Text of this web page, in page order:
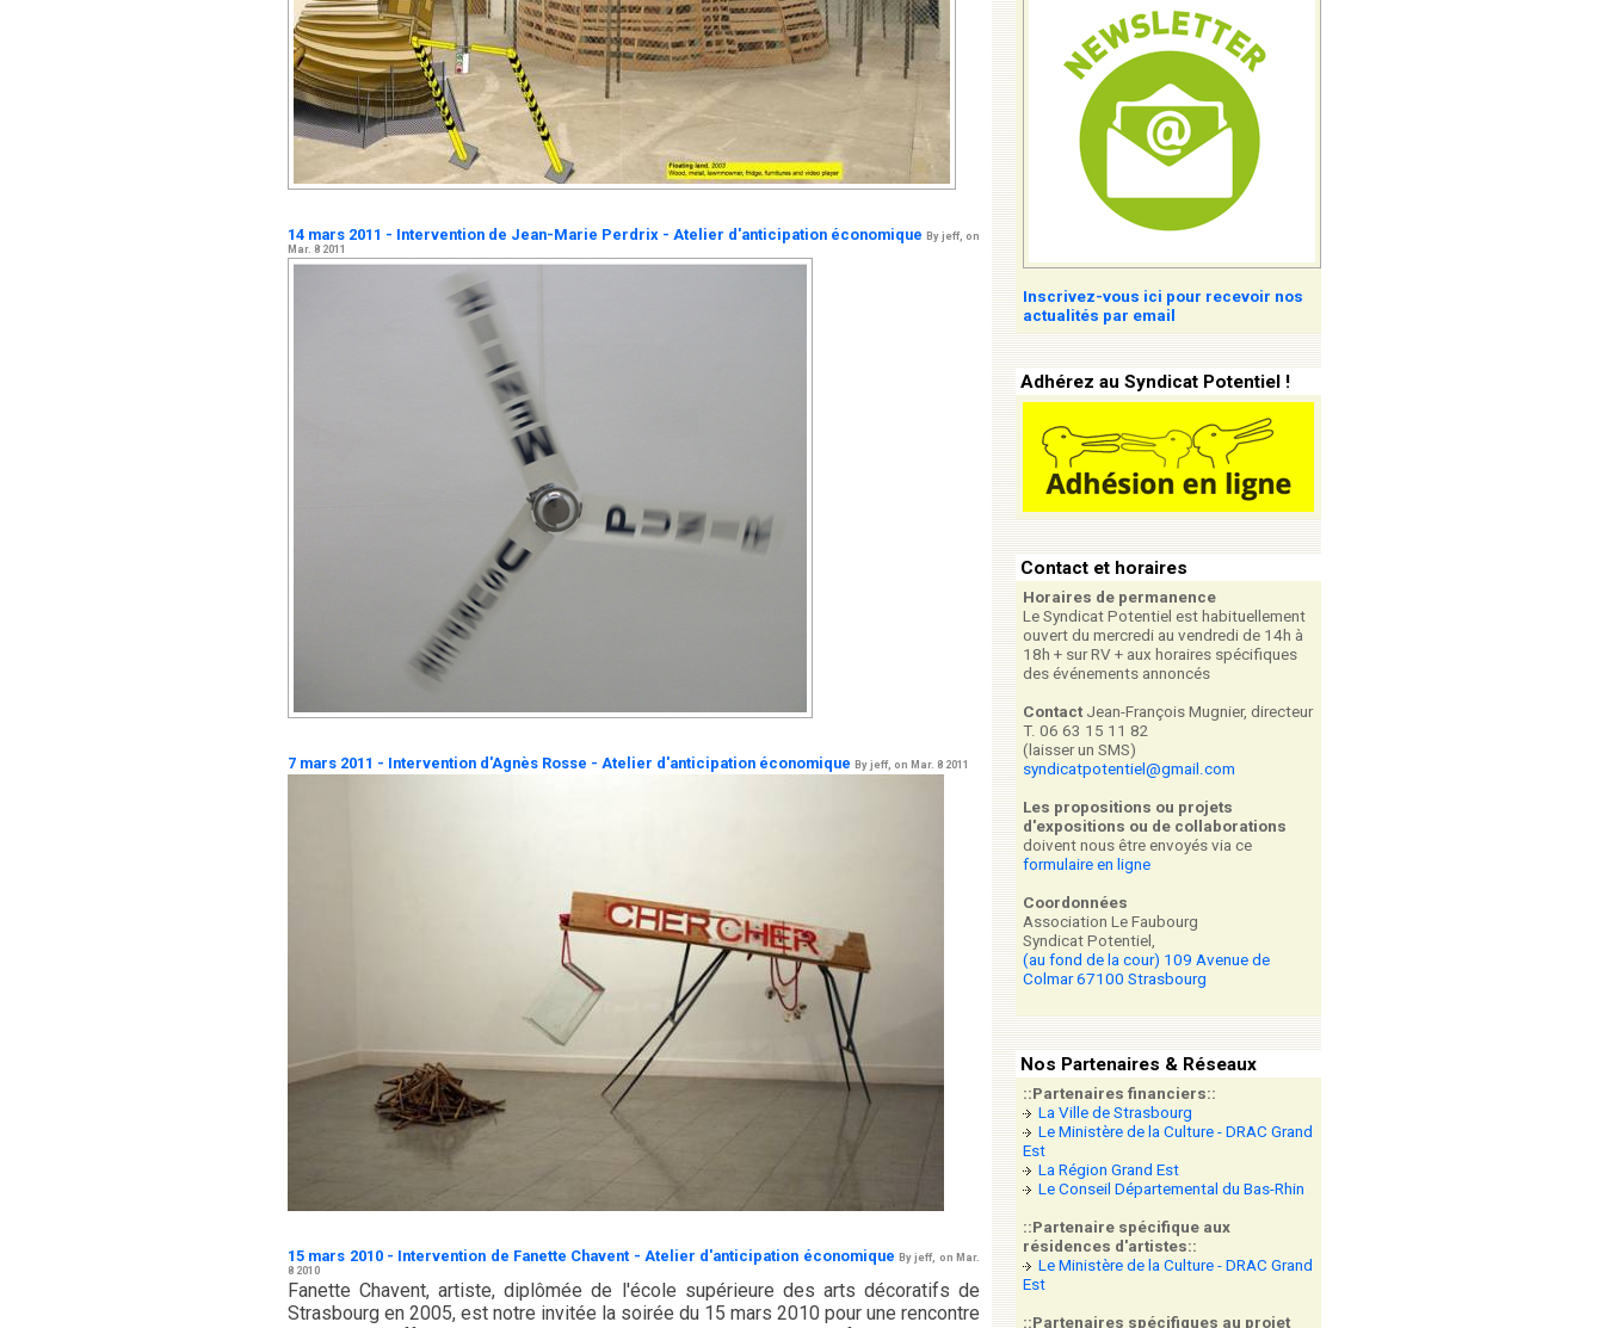
14 mars 2011 - Intervention de Jean-Marie Perdrix - Atelier d'anticipation économique By jeff, on
Mar. 8 2011
7 mars 2011 - Intervention d'Agnès Rosse - Atelier d'anticipation économique By jeff, on Mar. 8 2011
15 mars 2010 - Intervention de Fanette Chavent - Atelier d'anticipation économique By jeff, on Mar.
8 2010
Fanette Chavent, artiste, diplômée de l'école supérieure des arts décoratifs de
Strasbourg en 2005, est notre invitée la soirée du 15 mars 2010 pour une rencontre
Inscrivez-vous ici pour recevoir nos
actualités par email
Adhérez au Syndicat Potentiel !
Contact et horaires
Horaires de permanence
Le Syndicat Potentiel est habituellement
ouvert du mercredi au vendredi de 14h à
18h + sur RV + aux horaires spécifiques
des événements annoncés
Contact Jean-François Mugnier, directeur
T. 06 63 15 11 82
(laisser un SMS)
syndicatpotentiel@gmail.com
Les propositions ou projets
d'expositions ou de collaborations
doivent nous être envoyés via ce
formulaire en ligne
Coordonnées
Association Le Faubourg
Syndicat Potentiel,
(au fond de la cour) 109 Avenue de
Colmar 67100 Strasbourg
Nos Partenaires & Réseaux
::Partenaires financiers::
La Ville de Strasbourg
Le Ministère de la Culture - DRAC Grand
Est
La Région Grand Est
Le Conseil Départemental du Bas-Rhin
::Partenaire spécifique aux
résidences d'artistes::
Le Ministère de la Culture - DRAC Grand
Est
::Partenaires spécifiques au projet